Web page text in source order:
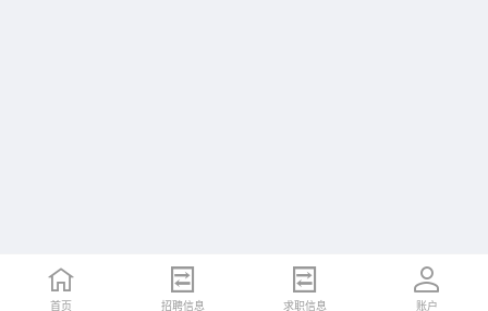
首页 招聘信息 求职信息 账户